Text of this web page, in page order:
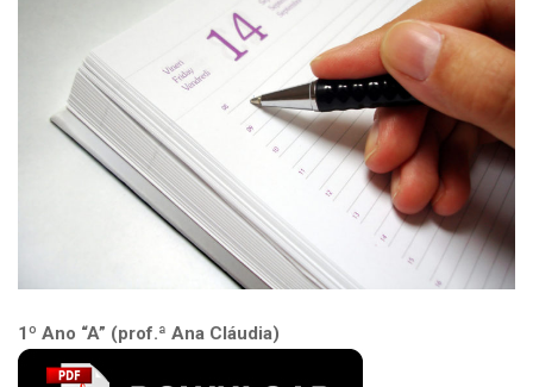
1º Ano “A” (prof.ª Ana Cláudia)